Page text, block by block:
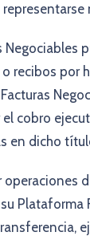
Negociables
o recibos por
cobro
en dicho
operaciones
Plataforma